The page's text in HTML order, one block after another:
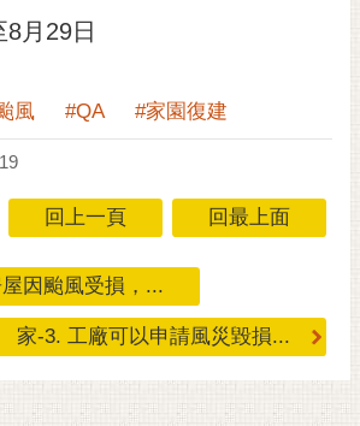
月29日
風 #QA #家園復建
回上一頁 回最上面
因颱風受損，...
家-3. 工廠可以申請風災毀損...